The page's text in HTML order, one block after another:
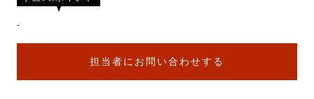
-
担当者にお問い合わせする